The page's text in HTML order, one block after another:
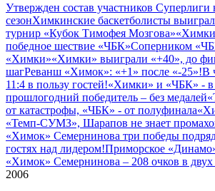
Утвержден состав участников
сезонХимкинские баскетболисты
турнир «Кубок Тимофея Мозгова»
победное шествие «ЧБК»Соперником
«Химки»«Химки» выиграли «+40», до
шагРеванш «Химок»: «+1» после «-25»!В
11:4 в пользу гостей!«Химки» и «ЧБК» - в
прошлогодний победитель – без медалей
от катастрофы, «ЧБК» - от полуфинала
«Темп-СУМЗ», Шарапов не знает
«Химок» Семернинова три победы
гостях над лидером!Приморское
«Химок» Семернинова – 208 очков в двух
2006